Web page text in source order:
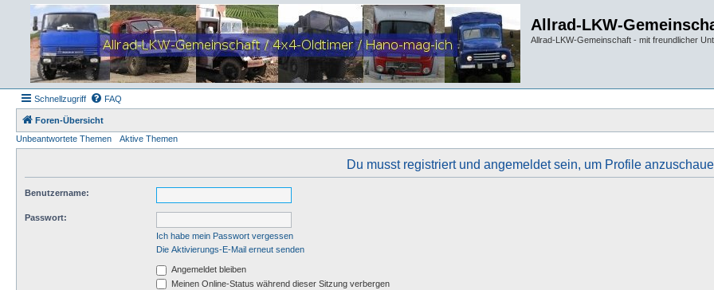
Allrad-LKW-
Allrad-LKW-Gemeinschaft - mit freundlicher
Schnellzugriff FAQ
Foren-Übersicht
Unbeantwortete Themen
Aktive Themen
Du musst registriert und angemeldet sein, um Profile
Benutzername:
Passwort:
Ich habe mein Passwort vergessen
Die Aktivierungs-E-Mail erneut senden
Angemeldet bleiben
Meinen Online-Status während dieser Sitzung verbergen